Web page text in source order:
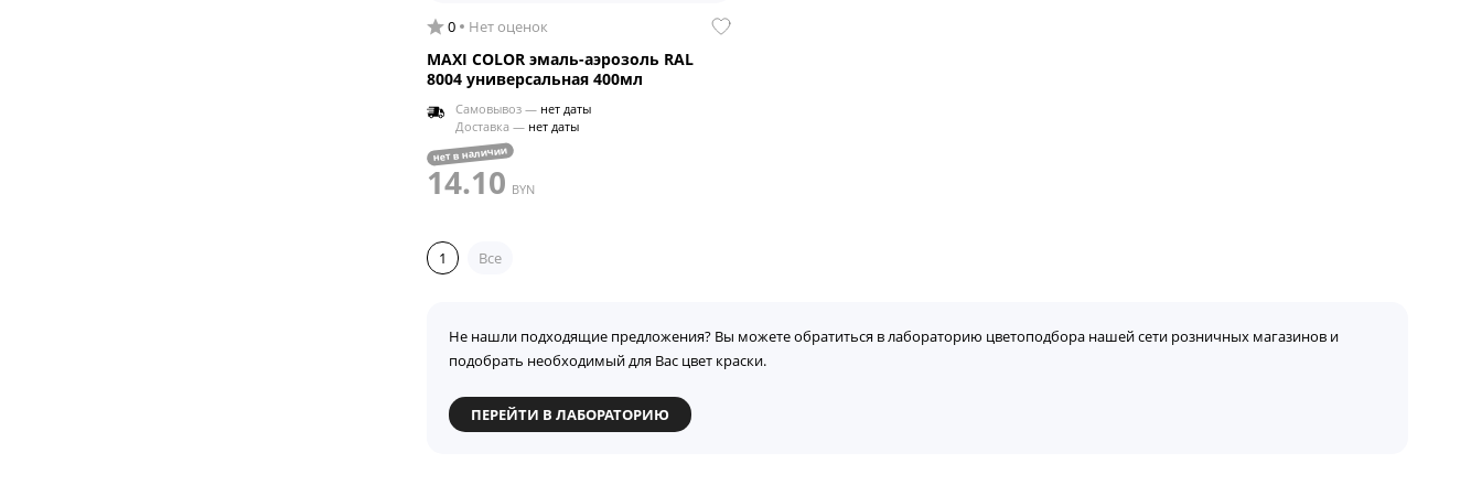
0 Нет оценок
MAXI COLOR эмаль-аэрозоль RAL
8004 универсальная 400мл
Самовывоз — нет даты
Доставка — нет даты
нет в наличии
14.10 BYN
1 Все
Не нашли подходящие предложения? Вы можете обратиться в лабораторию цветоподбора нашей сети розничных магазинов и
подобрать необходимый для Вас цвет краски.
ПЕРЕЙТИ В ЛАБОРАТОРИЮ